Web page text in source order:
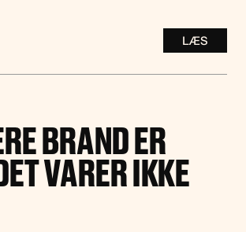
LÆS
BRAND ER
VARER IKKE